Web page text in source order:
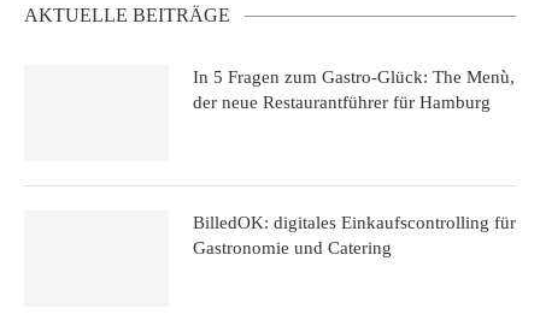
AKTUELLE BEITRÄGE
In 5 Fragen zum Gastro-Glück: The Menù,
der neue Restaurantführer für Hamburg
BilledOK: digitales Einkaufscontrolling für
Gastronomie und Catering